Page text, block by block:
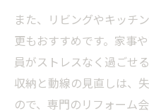
また、リビングやキッチ
更もおすすめです。家事
員がストレスなく過ごせ
収納と動線の見直しは、
ので、専門のリフォーム